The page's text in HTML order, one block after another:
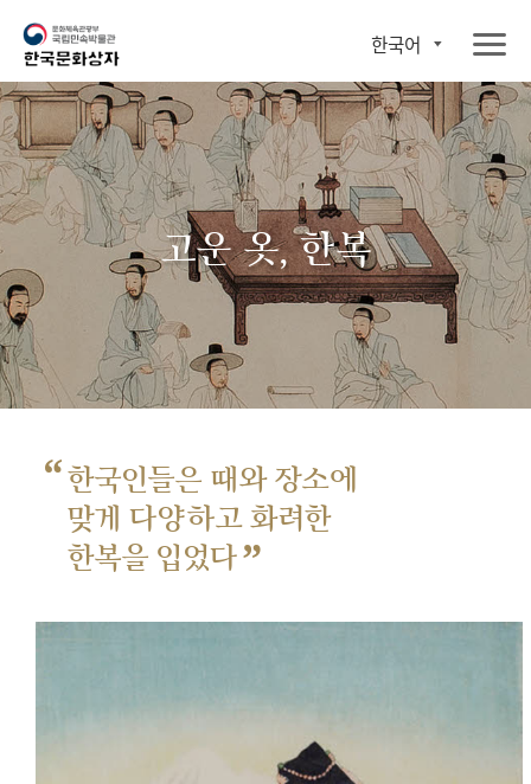
한국어
고운 옷, 한복
“한국인들은 때와 장소에
맞게 다양하고 화려한
한복을 입었다”